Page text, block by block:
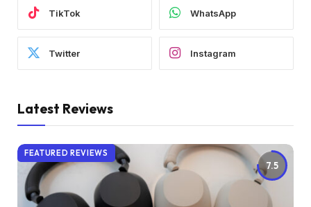
TikTok WhatsApp
Twitter Instagram
Latest Reviews
7.5
FEATURED REVIEWS